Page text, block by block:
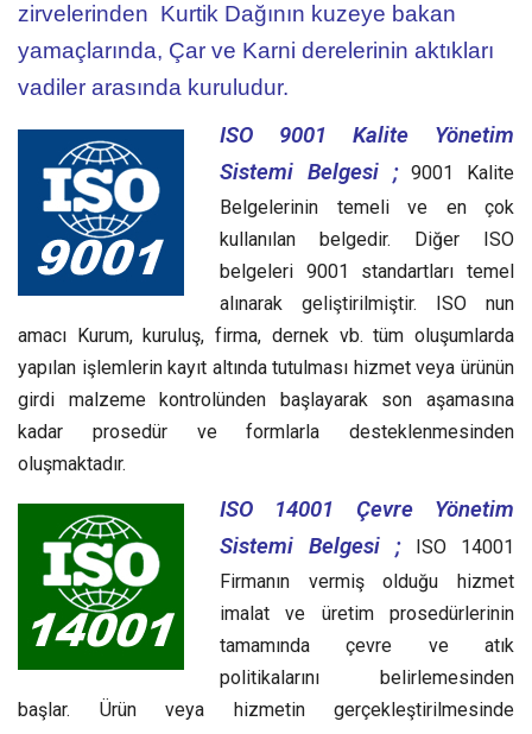
zirvelerinden Kurtik Dağının kuzeye bakan
yamaçlarında, Çar ve Karni derelerinin aktıkları
vadiler arasında kuruludur.
ISO 9001 Kalite Yönetim
Sistemi Belgesi ;9001 Kalite
Belgelerinin temeli ve en çok
kullanılan belgedir. Diğer ISO
belgeleri 9001 standartları temel
alınarak geliştirilmiştir. ISO nun
amacı Kurum, kuruluş, firma, dernek vb. tüm oluşumlarda
yapılan işlemlerin kayıt altında tutulması hizmet veya ürünün
girdi malzeme kontrolünden başlayarak son aşamasına
kadar prosedür ve formlarla desteklenmesinden
oluşmaktadır.
ISO 14001 Çevre Yönetim
Sistemi Belgesi ;
ISO 14001
Firmanın vermiş olduğu hizmet
imalat ve üretim prosedürlerinin
tamamında çevre ve atık
politikalarını belirlemesinden
başlar. Ürün veya hizmetin gerçekleştirilmesinde